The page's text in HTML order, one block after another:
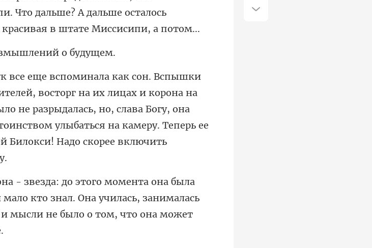
Что дальше? А д
и корона на
не разрыдалась, но, слава Богу, она
кто знал. Она училась, занималась